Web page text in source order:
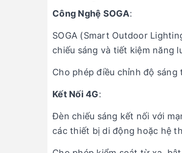
Công Nghệ SOGA:
SOGA (Smart Outdoor
chiếu sáng và tiết kiệm năng
Cho phép điều chỉnh độ
Kết Nối 4G:
Đèn chiếu sáng kết nối với
các thiết bị di động hoặc hệ